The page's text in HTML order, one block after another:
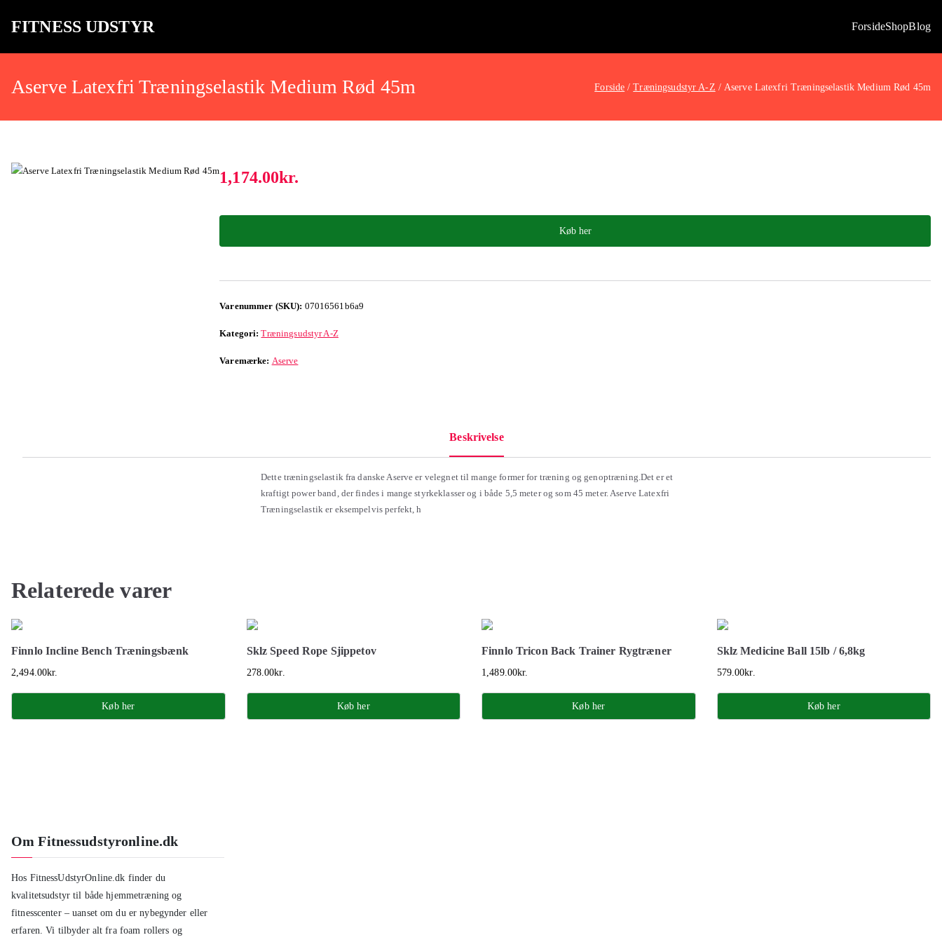
FITNESS UDSTYR ForsideShopBlog
Aserve Latexfri Træningselastik Medium Rød 45m Forside Træningsudstyr A-Z Aserve Latexfri Træningselastik Medium Rød 45m
1,174.00kr.
Køb her
Varenummer (SKU): 07016561b6a9
Kategori:Træningsudstyr A-Z
Varemærke: Aserve
Beskrivelse
Dette træningselastik fra danske Aserve er velegnet til mange former for træning og genoptræning.Det er et
kraftigt power band, der findes i mange styrkeklasser og i både 5,5 meter og som 45 meter. Aserve Latexfri
Træningselastik er eksempelvis perfekt, h
Relaterede varer
Finnlo Incline Bench Træningsbænk
2,494.00kr.
Køb her
Sklz Speed Rope Sjippetov
278.00kr.
Køb her
Finnlo Tricon Back Trainer Rygtræner
1,489.00kr.
Køb her
Sklz Medicine Ball 15lb / 6,8kg
579.00kr.
Køb her
Om Fitnessudstyronline.dk
Hos FitnessUdstyrOnline.dk finder du
kvalitetsudstyr til både hjemmetræning og
fitnesscenter – uanset om du er nybegynder eller
erfaren. Vi tilbyder alt fra foam rollers og